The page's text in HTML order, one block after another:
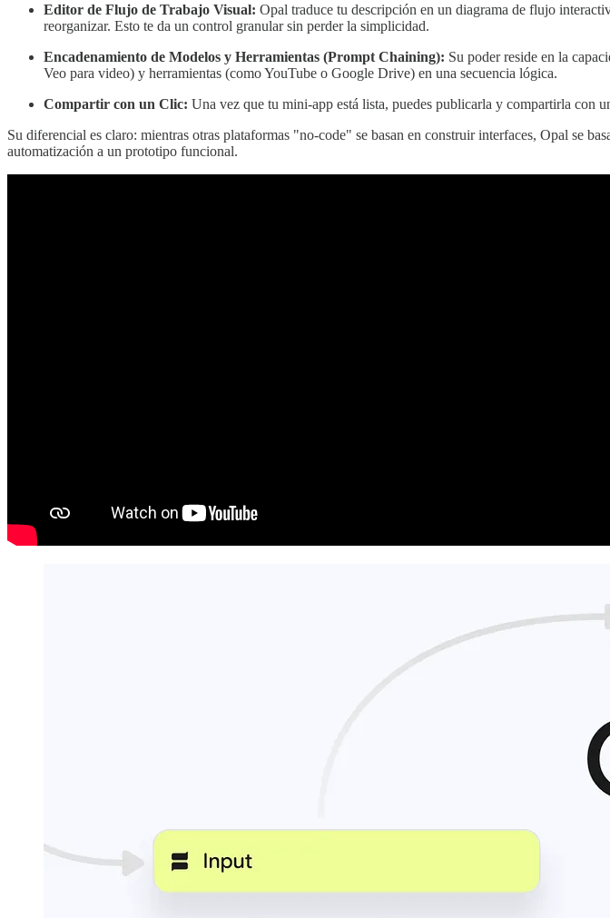
Editor de Flujo de Trabajo Visual: Opal traduce tu descripción en un diagrama de flujo
reorganizar. Esto te da un control granular sin perder la simplicidad.
Encadenamiento de Modelos y Herramientas (Prompt Chaining): Su poder reside en la
Veo para video) y herramientas (como YouTube o Google Drive) en una secuencia lógica.
Compartir con un Clic: Una vez que tu mini-app está lista, puedes publicarla y compartirla con
Su diferencial es claro: mientras otras plataformas "no-code" se basan en construir interfaces, Opal se
automatización a un prototipo funcional.